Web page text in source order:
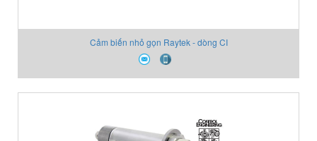
Cảm biến nhỏ gọn Raytek - dòng CI